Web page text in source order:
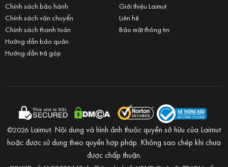
Chính sách bảo hành
Chính sách vận chuyển
Chính sách thanh toán
Hướng dẫn bảo quản
Hướng dẫn trả góp
Giới thiệu Laimut
Liên hệ
Bảo mật thông tin
©2026 Laimut. Nội dung và hình ảnh thuộc quyền sở hữu của Laimut
hoặc được sử dụng theo quyền hợp pháp. Không sao chép khi chưa
được chấp thuận.